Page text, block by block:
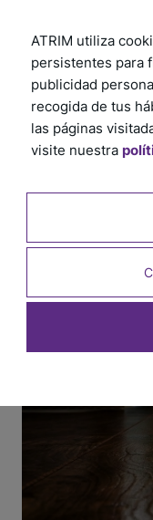
ATRIM utiliza
persistentes para
publicidad
recogida de tus
las páginas
visite nuestra